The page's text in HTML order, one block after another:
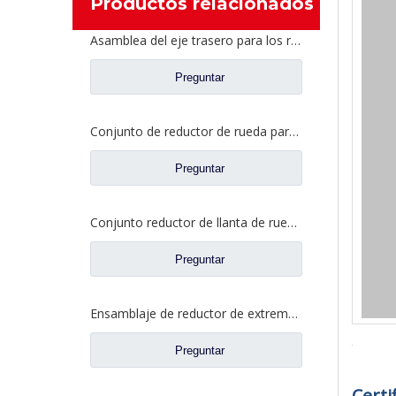
Asamblea del eje trasero para los recambios AH71131550536 del camión de Sinotruk Steyr
Preguntar
Conjunto de reductor de rueda para Dongfeng Liuqi Balong Fangsheng Axle Auto Truck Repuestos JY2405R043-054-LQ
Preguntar
Conjunto reductor de llanta de rueda para Dongfeng t-lift Kinland Dena Axle Auto repuestos 2405010-ZH04D
Preguntar
Ensamblaje de reductor de extremo de rueda para Dongfeng T-lift Dena Axle Auto Repuestos 2405ZHS01-010
Preguntar